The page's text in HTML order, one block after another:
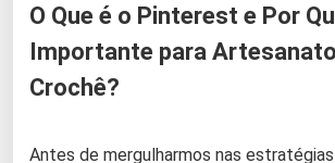
O Que é o Pinterest e Por
Importante para
Crochê?
Antes de mergulharmos nas